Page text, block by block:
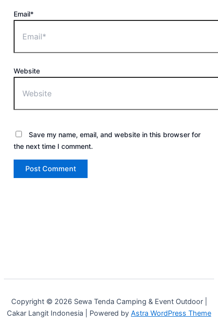
Email*
Website
Save my name, email, and website in this browser for
the next time I comment.
Copyright © 2026 Sewa Tenda Camping & Event Outdoor |
Cakar Langit Indonesia | Powered by Astra WordPress Theme